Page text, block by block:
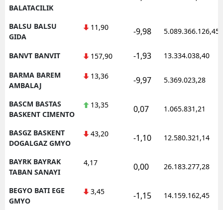
BALATACILIK
BALSU BALSU
GIDA
11,90 -9,98 5.089.366.126,45
BANVT BANVIT 157,90 -1,93 13.334.038,40
BARMA BAREM
AMBALAJ
13,36 -9,97 5.369.023,28
BASCM BASTAS
BASKENT CIMENTO
13,35 0,07 1.065.831,21
BASGZ BASKENT
DOGALGAZ GMYO
43,20 -1,10 12.580.321,14
BAYRK BAYRAK
TABAN SANAYI
4,17 0,00 26.183.277,28
BEGYO BATI EGE
GMYO
3,45 -1,15 14.159.162,45